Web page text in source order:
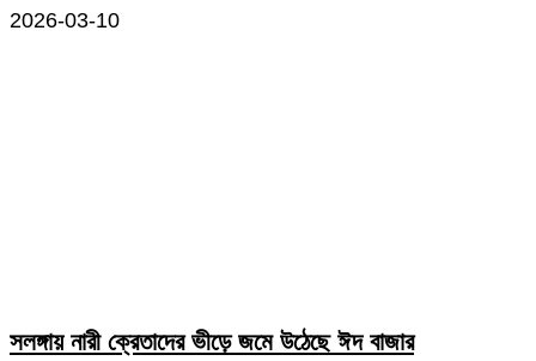
2026-03-10
সলঙ্গায় নারী ক্রেতাদের ভীড়ে জমে উঠেছে ঈদ বাজার